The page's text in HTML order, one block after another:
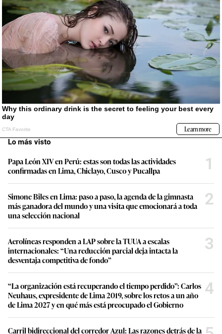
Lo más visto
Papa León XIV en Perú: estas son todas las actividades
confirmadas en Lima, Chiclayo, Cusco y Pucallpa
1
Simone Biles en Lima: paso a paso, la agenda de la gimnasta
más ganadora del mundo y una visita que emocionará a toda
una selección nacional
2
Aerolíneas responden a LAP sobre la TUUA a escalas
internacionales: “Una reducción parcial deja intacta la
desventaja competitiva de fondo”
3
“La organización está recuperando el tiempo perdido”: Carlos
Neuhaus, expresidente de Lima 2019, sobre los retos a un año
de Lima 2027 y en qué más está preocupado el Gobierno
4
Carril bidireccional del corredor Azul: Las razones detrás de la